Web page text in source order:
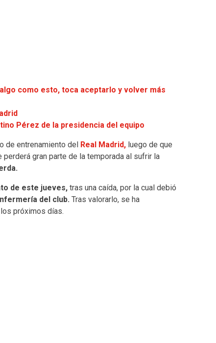
como esto, toca aceptarlo y volver más
Pérez de la presidencia del equipo
de entrenamiento del Real Madrid,luego de que
gran parte de la temporada al sufrir la
de este jueves,tras una caída, por la cual debió
del club. Tras valorarlo, se ha
próximos días.